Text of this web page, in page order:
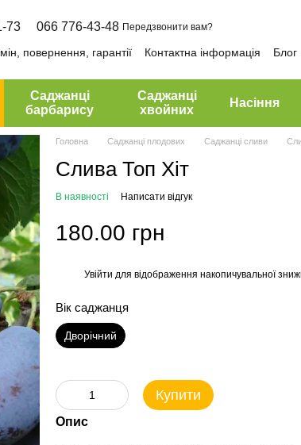
73 066 776-43-48 Передзвонити вам?
повернення, гарантії Контактна інформація
Блог
Саджанці
барбарису
Саджанці
хвойних
Насіння
Головна Саджанці плодових Саджанці сливи
Слива Топ Хіт
В наявності Написати відгук
180.00 грн
Увійти для відображення накопичувальної
Вік саджанця
Дворічний
Купити
Опис